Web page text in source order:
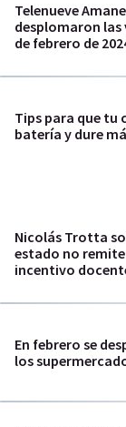
Telenueve
desplomaron las
de febrero de
Tips para que tu
batería y dure
Nicolás Trotta
estado no
incentivo
En febrero se
los